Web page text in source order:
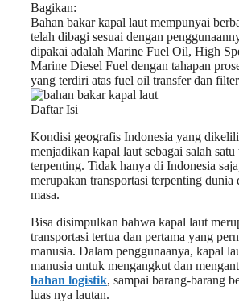
Bagikan:
Bahan bakar kapal laut mempunyai
telah dibagi sesuai dengan
dipakai adalah Marine Fuel Oil, High
Marine Diesel Fuel dengan tahapan
yang terdiri atas fuel oil transfer dan
Daftar Isi
Kondisi geografis Indonesia yang
menjadikan kapal laut sebagai salah satu
terpenting. Tidak hanya di Indonesia
merupakan transportasi terpenting dunia
masa.
Bisa disimpulkan bahwa kapal laut
transportasi tertua dan pertama yang
manusia. Dalam penggunaanya, kapal
manusia untuk mengangkut dan
bahan logistik, sampai barang-barang
luas nya lautan.